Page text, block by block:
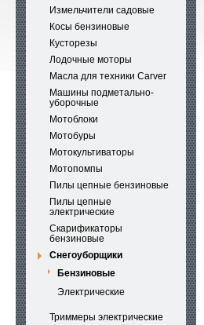
Измельчители садовые
Косы бензиновые
Кусторезы
Лодочные моторы
Масла для техники Carver
Машины подметально-
уборочные
Мотоблоки
Мотобуры
Мотокультиваторы
Мотопомпы
Пилы цепные бензиновые
Пилы цепные
электрические
Скарификаторы
бензиновые
Снегоуборщики
Бензиновые
Электрические
Триммеры электрические